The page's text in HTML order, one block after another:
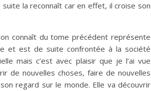
la reconnaît car en effet, il croise son
connaît du tome précédent représente
et est de suite confrontée à la société
mais c’est avec plaisir que je l’ai vue
de nouvelles choses, faire de nouvelles
regard sur le monde. Elle va découvrir